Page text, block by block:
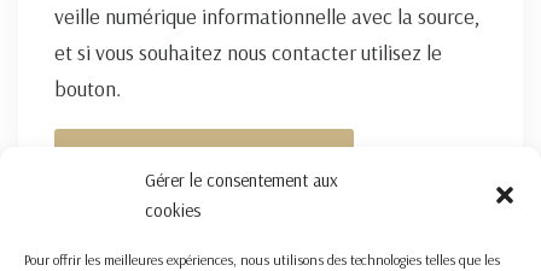
Gérer le consentement aux
cookies
Pour offrir les meilleures expériences, nous utilisons des technologies telles que les
veille numérique informationnelle avec la source,
et si vous souhaitez nous contacter utilisez le
bouton.